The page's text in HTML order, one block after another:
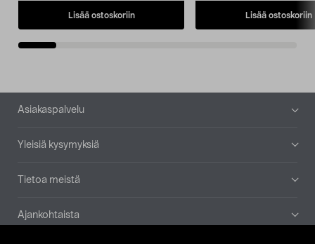
Lisää ostoskoriin Lisää ostoskoriin
Alatunniste
Asiakaspalvelu
Yleisiä kysymyksiä
Tietoa meistä
Ajankohtaista